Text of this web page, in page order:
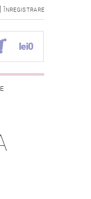
| ÎNREGISTRARE
lei0